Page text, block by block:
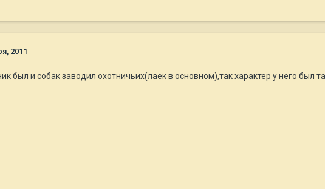
2011
был и собак заводил охотничьих(лаек в основном),так характер у него был